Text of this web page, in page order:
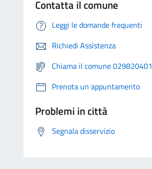
Contatta il comune
Leggi le domande frequenti
Richiedi Assistenza
Chiama il comune 029820401
Prenota un appuntamento
Problemi in città
Segnala disservizio